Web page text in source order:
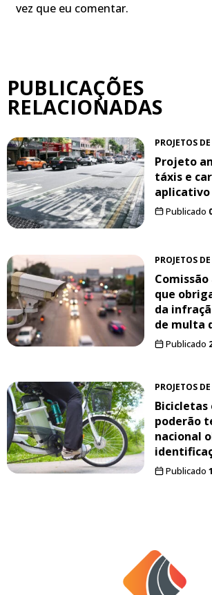
vez que eu comentar.
PUBLICAÇÕES
RELACIONADAS
PROJETOS
Projeto
táxis e
Publicado
PROJETOS
que
da
de multa
Publicado
PROJETOS
poderão
nacional
Publicado